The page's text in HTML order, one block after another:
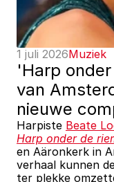
1 juli 2026Muziek
'Harp
van
nieuwe
Harpiste Beate
Harp onder de
en Aäronkerk in
verhaal kunnen
ter plekke